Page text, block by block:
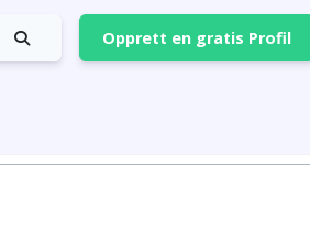
Opprett en gratis Profil